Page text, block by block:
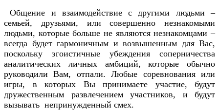
Общение и взаимодействие с другими людьми –
семьей, друзьями, или совершенно незнакомыми
людьми, которые больше не являются незнакомцами –
всегда будет гармоничным и возвышенным для Вас,
поскольку эгоистичные убеждения соперничества
аналитических личных амбиций, которые обычно
руководили Вам, отпали. Любые соревнования или
игры, в которых Вы принимаете участие, будут
дружественным развлечением участников, и будут
вызывать непринужденный смех.